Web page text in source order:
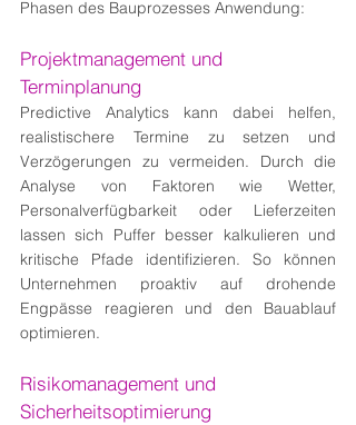
Phasen des Bauprozesses Anwendung:
Projektmanagement und
Terminplanung
Predictive Analytics kann dabei helfen,
realistischere Termine zu setzen und
Verzögerungen zu vermeiden. Durch die
Analyse von Faktoren wie Wetter,
Personalverfügbarkeit oder Lieferzeiten
lassen sich Puffer besser kalkulieren und
kritische Pfade identifizieren. So können
Unternehmen proaktiv auf drohende
Engpässe reagieren und den Bauablauf
optimieren.
Risikomanagement und
Sicherheitsoptimierung